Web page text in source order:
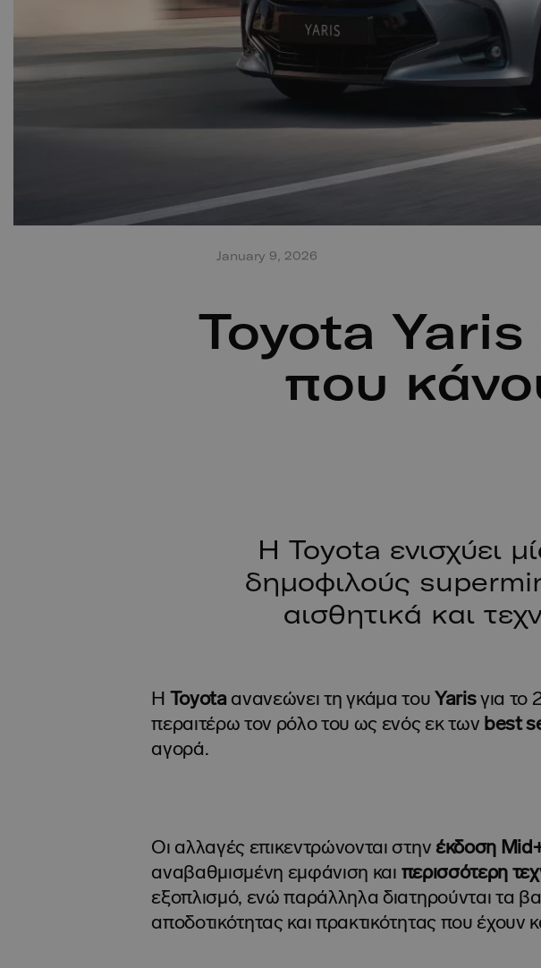
January 9, 2026
Toyota
που
Η Toyota ενισχύει
δημοφιλούς
αισθητικά και
Η Toyota ανανεώνει τη γκάμα του Yarisγια το
περαιτέρω τον ρόλο του ως ενός εκ των best
αγορά.
Οι αλλαγές επικεντρώνονται στην έκδοση
αναβαθμισμένη εμφάνιση και περισσότερη
εξοπλισμό, ενώ παράλληλα διατηρούνται τα
αποδοτικότητας και πρακτικότητας που έχουν